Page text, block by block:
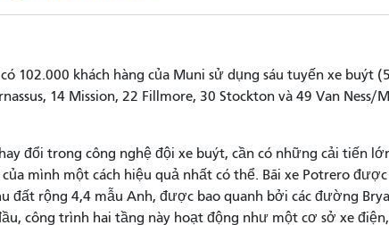
102.000 khách hàng của Muni sử dụng sáu tuyến xe buýt (5
14 Mission, 22 Fillmore, 30 Stockton và 49 Van Ness/
đổi trong công nghệ đội xe buýt, cần có những cải tiến
mình một cách hiệu quả nhất có thể. Bãi xe Potrero
đất rộng 4,4 mẫu Anh, được bao quanh bởi các đường
công trình hai tầng này hoạt động như một cơ sở xe